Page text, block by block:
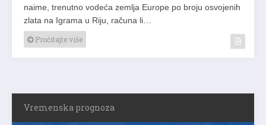
naime, trenutno vodeća zemlja Europe po broju osvojenih
zlata na Igrama u Riju, računa li…
Pročitajte više
Vremenska prognoza